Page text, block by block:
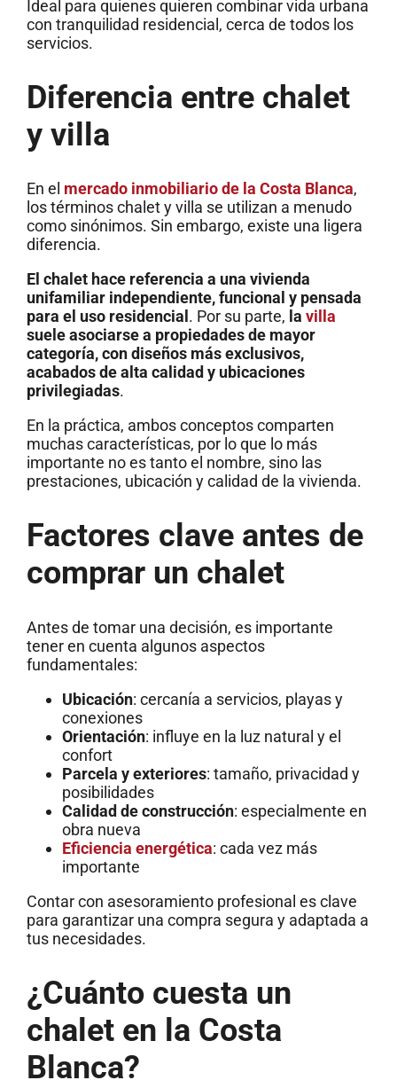
Ideal para quienes quieren combinar vida urbana
con tranquilidad residencial, cerca de todos los
servicios.
Diferencia entre chalet
y villa
En el mercado inmobiliario de la Costa Blanca,
los términos chalet y villa se utilizan a menudo
como sinónimos. Sin embargo, existe una ligera
diferencia.
El chalet hace referencia a una vivienda
unifamiliar independiente, funcional y pensada
para el uso residencial . Por su parte, la villa
suele asociarse a propiedades de mayor
categoría, con diseños más exclusivos,
acabados de alta calidad y ubicaciones
privilegiadas.
En la práctica, ambos conceptos comparten
muchas características, por lo que lo más
importante no es tanto el nombre, sino las
prestaciones, ubicación y calidad de la vivienda.
Factores clave antes de
comprar un chalet
Antes de tomar una decisión, es importante
tener en cuenta algunos aspectos
fundamentales:
Ubicación: cercanía a servicios, playas y
conexiones
Orientación: influye en la luz natural y el
confort
Parcela y exteriores: tamaño, privacidad y
posibilidades
Calidad de construcción: especialmente en
obra nueva
Eficiencia energética: cada vez más
importante
Contar con asesoramiento profesional es clave
para garantizar una compra segura y adaptada a
tus necesidades.
¿Cuánto cuesta un
chalet en la Costa
Blanca?